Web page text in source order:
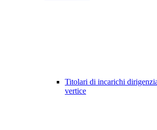
Titolari di incarichi
vertice